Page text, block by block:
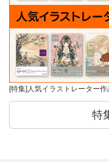
[特集]人気イラストレーター
特